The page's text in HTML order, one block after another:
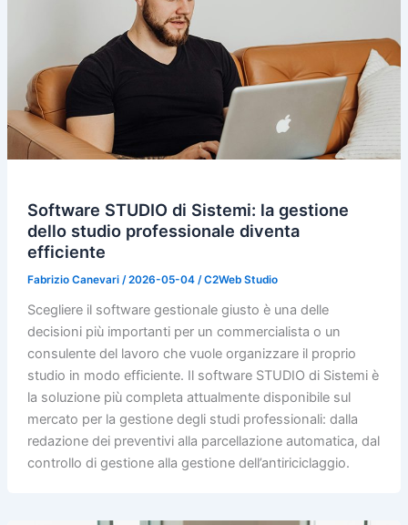
Software STUDIO di Sistemi: la gestione
dello studio professionale diventa
efficiente
Fabrizio Canevari /2026-05-04 /C2Web Studio
Scegliere il software gestionale giusto è una delle
decisioni più importanti per un commercialista o un
consulente del lavoro che vuole organizzare il proprio
studio in modo efficiente. Il software STUDIO di Sistemi è
la soluzione più completa attualmente disponibile sul
mercato per la gestione degli studi professionali: dalla
redazione dei preventivi alla parcellazione automatica, dal
controllo di gestione alla gestione dell’antiriciclaggio.